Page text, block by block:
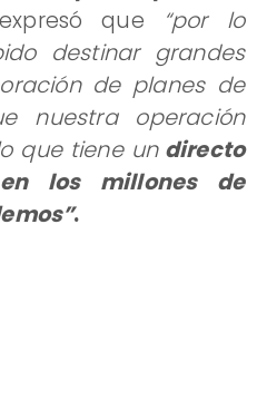
que
“por lo
destinar grandes
de planes de
nuestra operación
que tiene undirecto
los millones de
.